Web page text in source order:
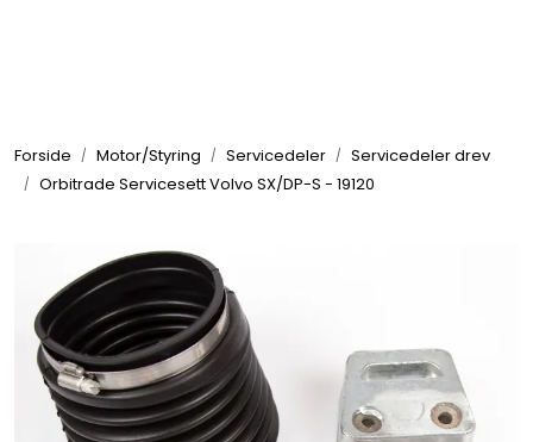
Forside Motor/Styring Servicedeler
Servicedeler drev
Orbitrade Servicesett Volvo SX/DP-S - 19120
Elektrisk
Bygg/Innredning
Komfort
VVS